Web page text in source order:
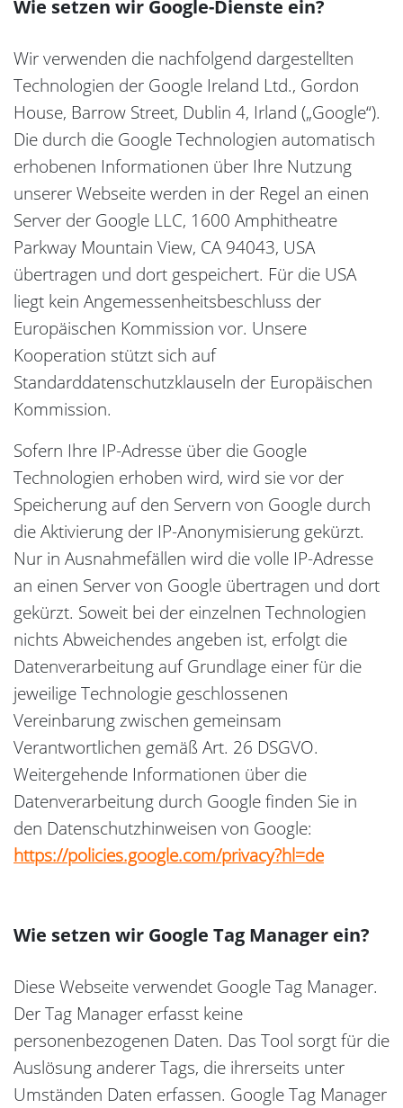
Wie setzen wir Google-Dienste ein?
Wir verwenden die nachfolgend dargestellten
Technologien der Google Ireland Ltd., Gordon
House, Barrow Street, Dublin 4, Irland („Google“).
Die durch die Google Technologien automatisch
erhobenen Informationen über Ihre Nutzung
unserer Webseite werden in der Regel an einen
Server der Google LLC, 1600 Amphitheatre
Parkway Mountain View, CA 94043, USA
übertragen und dort gespeichert. Für die USA
liegt kein Angemessenheitsbeschluss der
Europäischen Kommission vor. Unsere
Kooperation stützt sich auf
Standarddatenschutzklauseln der Europäischen
Kommission.
Sofern Ihre IP-Adresse über die Google
Technologien erhoben wird, wird sie vor der
Speicherung auf den Servern von Google durch
die Aktivierung der IP-Anonymisierung gekürzt.
Nur in Ausnahmefällen wird die volle IP-Adresse
an einen Server von Google übertragen und dort
gekürzt. Soweit bei der einzelnen Technologien
nichts Abweichendes angeben ist, erfolgt die
Datenverarbeitung auf Grundlage einer für die
jeweilige Technologie geschlossenen
Vereinbarung zwischen gemeinsam
Verantwortlichen gemäß Art. 26 DSGVO.
Weitergehende Informationen über die
Datenverarbeitung durch Google finden Sie in
den Datenschutzhinweisen von Google:
https://policies.google.com/privacy?hl=de
Wie setzen wir Google Tag Manager ein?
Diese Webseite verwendet Google Tag Manager.
Der Tag Manager erfasst keine
personenbezogenen Daten. Das Tool sorgt für die
Auslösung anderer Tags, die ihrerseits unter
Umständen Daten erfassen. Google Tag Manager